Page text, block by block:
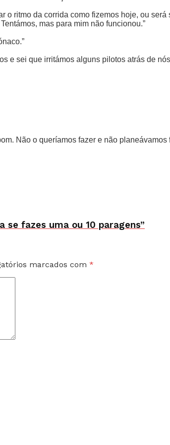
ritmo da corrida como fizemos hoje, ou
mas para mim não funcionou.”
e sei que irritámos alguns pilotos atrás de
Não o queríamos fazer e não planeávamos
se fazes uma ou 10 paragens”
marcados com *